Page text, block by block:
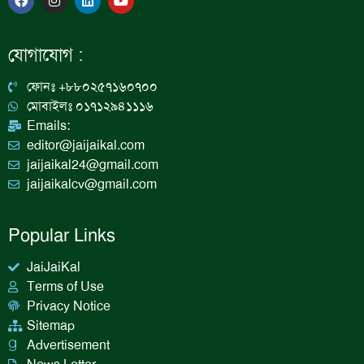
a
c
b
o
n
s
a
g
a
m
i
n
n
o
u
যোগাযোগ :
ফোনঃ +৮৮০২৫৭১৬০৭০০
মোবাইলঃ ০১৭১২৯৪১১১৬
Emails:
editor@jaijaikal.com
jaijaikal24@gmail.com
jaijaikalcv@gmail.com
Popular Links
JaiJaiKal
Terms of Use
Privacy Notice
Sitemap
Advertisement